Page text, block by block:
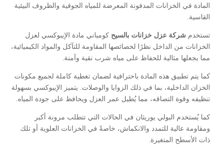
المادة في الخزانات المدفونة المعرضة للمياه الجوفية والظروف البيئية
القاسية.
تستخدم شركة عزل خزانات بالسيح كومباني مادة الإيبوكسي لعزل
الخزانات من الداخل نظرًا لخصائصها المقاومة للتآكل والمواد الكيميائية،
مما يجعلها مثالية للحفاظ على مياه شرب نقية وآمنة.
كما يتم تطبيق هذه المادة باحترافية لضمان تغطية كاملة لجميع مكونات
الخزان الداخلية، بما في ذلك الزوايا والوصلات. يتميز الإيبوكسي بسهولة
تنظيفه وقوة التصاقه، مما يُطيل عمر العزل ويحافظ على جودة المياه.
كما يُستخدم البولي يوريثان في الحالات التي تتطلب مرونة أكبر
ومقاومة عالية للتمدد والانكماش، خاصةً في الخزانات العلوية أو تلك
ذات الأسطح المتغيرة.